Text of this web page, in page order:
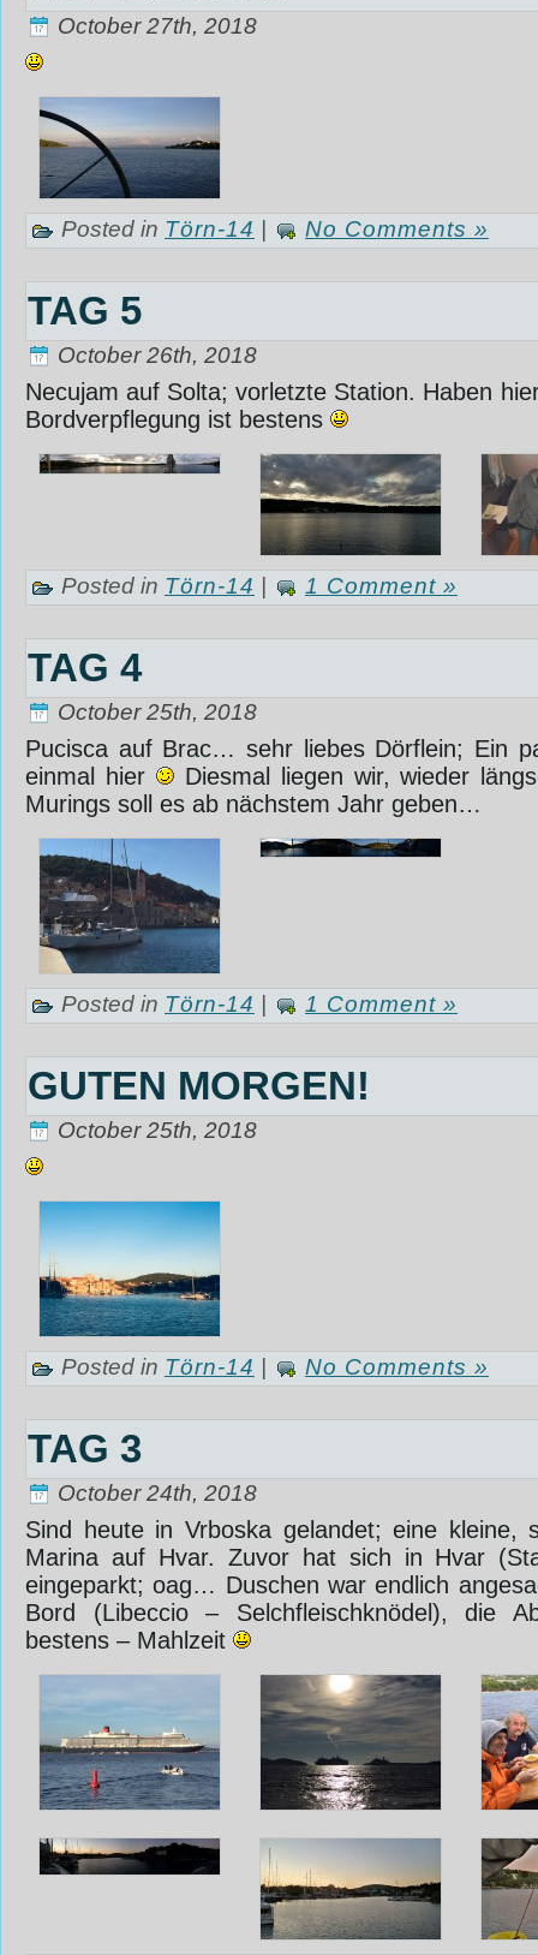
October 27th, 2018
Posted in Törn-14 No Comments »
TAG 5
October 26th, 2018
Necujam auf Solta; vorletzte Station. Haben
Bordverpflegung ist bestens
Posted in Törn-14 1 Comment »
TAG 4
October 25th, 2018
Pucisca auf Brac… sehr liebes Dörflein; Ein
einmal hier
Diesmal liegen wir, wieder
Murings soll es ab nächstem Jahr geben…‎ ‎
Posted in Törn-14 1 Comment »
GUTEN MORGEN!
October 25th, 2018
Posted in Törn-14 No Comments »
TAG 3
October 24th, 2018
Sind heute in Vrboska gelandet; eine kleine,
Marina auf Hvar. Zuvor hat sich in Hvar
eingeparkt; oag…‎ Duschen war endlich
Bord (Libeccio – Selchfleischknödel), die
bestens – Mahlzeit